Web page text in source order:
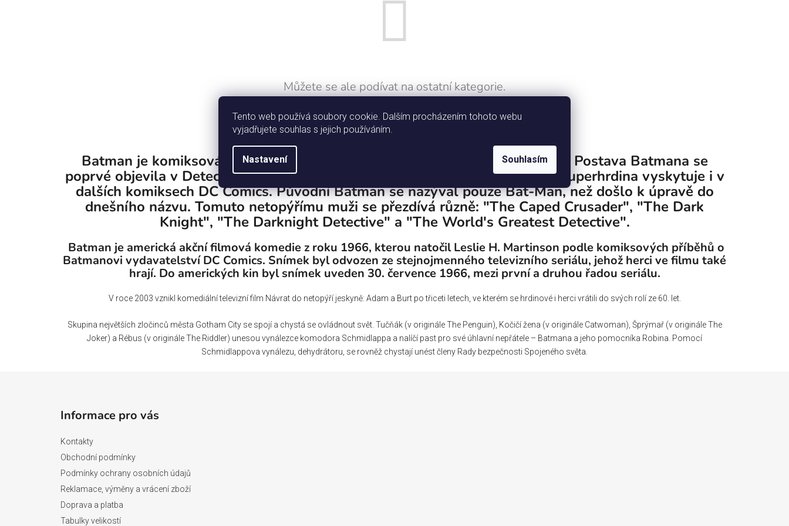
Tento web používá soubory cookie. Dalším procházením tohoto webu
vyjadřujete souhlas s jejich používáním.
Nastavení Souhlasím
Můžete se ale podívat na ostatní kategorie.
ZPĚT DO OBCHODU
Batman je komiksová postava, stvořená Bobem Kanem a Billem Fingerem. Postava Batmana se
poprvé objevila v Detective Comics #27 (květen 1939). Od té doby se tento superhrdina vyskytuje i v
dalších komiksech DC Comics. Původní Batman se nazýval pouze Bat-Man, než došlo k úpravě do
dnešního názvu. Tomuto netopýřímu muži se přezdívá různě: "The Caped Crusader", "The Dark
Knight", "The Darknight Detective" a "The World's Greatest Detective".
Batman je americká akční filmová komedie z roku 1966, kterou natočil Leslie H. Martinson podle komiksových příběhů o
Batmanovi vydavatelství DC Comics. Snímek byl odvozen ze stejnojmenného televizního seriálu, jehož herci ve filmu také
hrají. Do amerických kin byl snímek uveden 30. července 1966, mezi první a druhou řadou seriálu.
V roce 2003 vznikl komediální televizní film Návrat do netopýří jeskyně: Adam a Burt po třiceti letech, ve kterém se hrdinové i herci vrátili do svých rolí ze 60. let.
Skupina největších zločinců města Gotham City se spojí a chystá se ovládnout svět. Tučňák (v originále The Penguin), Kočičí žena (v originále Catwoman), Šprýmař (v originále The
Joker) a Rébus (v originále The Riddler) unesou vynálezce komodora Schmidlappa a nalíčí past pro své úhlavní nepřátele – Batmana a jeho pomocníka Robina. Pomocí
Schmidlappova vynálezu, dehydrátoru, se rovněž chystají unést členy Rady bezpečnosti Spojeného světa.
Informace pro vás
Kontakty
Obchodní podmínky
Podmínky ochrany osobních údajů
Reklamace, výměny a vrácení zboží
Doprava a platba
Tabulky velikostí